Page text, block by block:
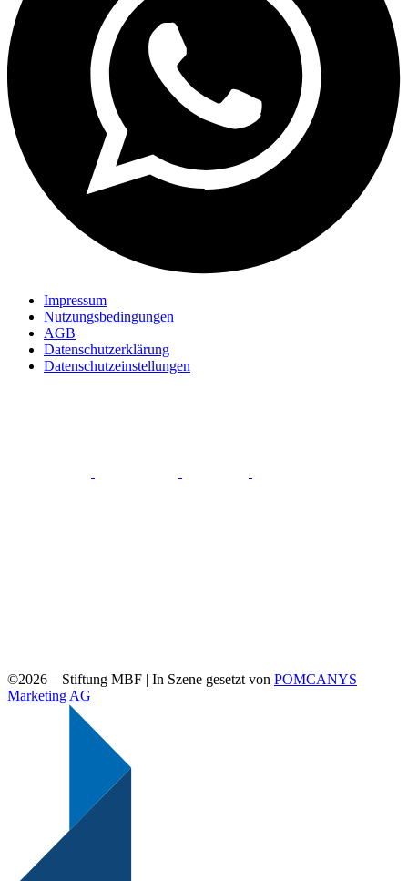
Impressum
Nutzungsbedingungen
AGB
Datenschutzerklärung
Datenschutzeinstellungen
©2026 – Stiftung MBF | In Szene gesetzt von POMCANYS
Marketing AG